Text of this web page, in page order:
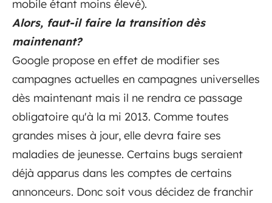
mobile étant moins élevé).
Alors, faut-il faire la transition dès
maintenant?
Google propose en effet de modifier ses
campagnes actuelles en campagnes universelles
dès maintenant mais il ne rendra ce passage
obligatoire qu'à la mi 2013. Comme toutes
grandes mises à jour, elle devra faire ses
maladies de jeunesse. Certains bugs seraient
déjà apparus dans les comptes de certains
annonceurs. Donc soit vous décidez de franchir